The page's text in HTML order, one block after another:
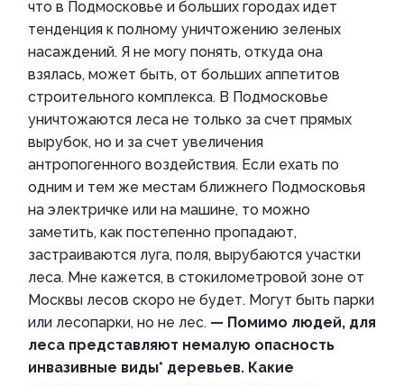
что в Подмосковье и больших городах идет
тенденция к полному уничтожению зеленых
насаждений. Я не могу понять, откуда она
взялась, может быть, от больших аппетитов
строительного комплекса. В Подмосковье
уничтожаются леса не только за счет прямых
вырубок, но и за счет увеличения
антропогенного воздействия. Если ехать по
одним и тем же местам ближнего Подмосковья
на электричке или на машине, то можно
заметить, как постепенно пропадают,
застраиваются луга, поля, вырубаются участки
леса. Мне кажется, в стокилометровой зоне от
Москвы лесов скоро не будет. Могут быть парки
или лесопарки, но не лес. — Помимо людей, для
леса представляют немалую опасность
инвазивные виды* деревьев. Какие